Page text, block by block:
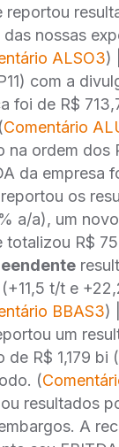
reportou
das nossas
ALSO3) |
com a
foi de R$
Comentário
na ordem dos
da empresa
os
a/a), um
totalizou R$
t/t e
BBAS3) |
um
de R$ 1,179
(
resultados
A